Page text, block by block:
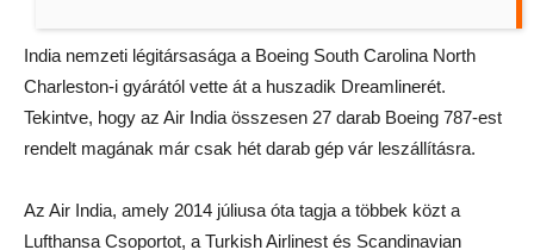
India nemzeti légitársasága a Boeing South Carolina North
Charleston-i gyárától vette át a huszadik Dreamlinerét.
Tekintve, hogy az Air India összesen 27 darab Boeing 787-est
rendelt magának már csak hét darab gép vár leszállításra.
Az Air India, amely 2014 júliusa óta tagja a többek közt a
Lufthansa Csoportot, a Turkish Airlinest és Scandinavian